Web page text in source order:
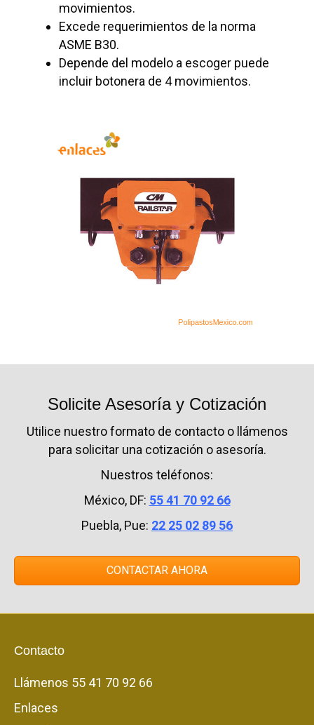
movimientos.
Excede requerimientos de la norma
ASME B30.
Depende del modelo a escoger puede
incluir botonera de 4 movimientos.
Solicite Asesoría y Cotización
Utilice nuestro formato de contacto o llámenos
para solicitar una cotización o asesoría.
Nuestros teléfonos:
México, DF: 55 41 70 92 66
Puebla, Pue: 22 25 02 89 56
CONTACTAR AHORA
Contacto
Llámenos 55 41 70 92 66
Enlaces